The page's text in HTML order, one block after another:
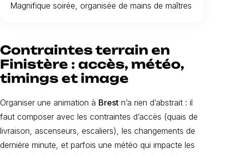
Magnifique soirée, organisée de mains de maîtres
Contraintes terrain en
Finistère : accès, météo,
timings et image
Organiser une animation à Brest n’a rien d’abstrait : il
faut composer avec les contraintes d’accès (quais de
livraison, ascenseurs, escaliers), les changements de
dernière minute, et parfois une météo qui impacte les